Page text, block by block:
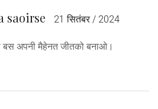
saoirse 21 सितंबर / 2024
बस अपनी मैहेनत जीतको बनाओ।